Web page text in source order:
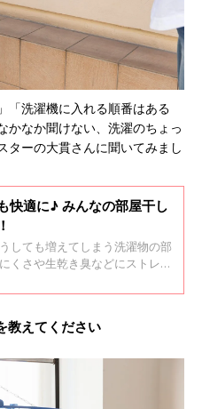
「洗濯機に入れる順番はある
かなか聞けない、洗濯のちょっ
ターの大貫さんに聞いてみまし
快適に♪ みんなの部屋干し
しても増えてしまう洗濯物の部
くさや生乾き臭などにストレス
る便利アイテムや、みなさんが
教えてください